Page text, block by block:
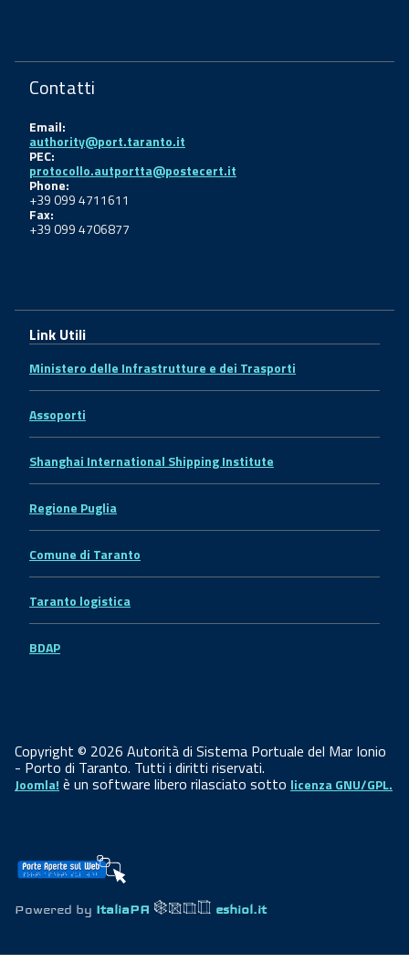
Contatti
Email:
authority@port.taranto.it
PEC:
protocollo.autportta@postecert.it
Phone:
+39 099 4711611
Fax:
+39 099 4706877
Link Utili
Ministero delle Infrastrutture e dei Trasporti
Assoporti
Shanghai International Shipping Institute
Regione Puglia
Comune di Taranto
Taranto logistica
BDAP
Copyright © 2026 Autorità di Sistema Portuale del Mar Ionio
- Porto di Taranto. Tutti i diritti riservati.
Joomla! è un software libero rilasciato sotto licenza GNU/GPL.
Powered by ItaliaPA eshiol.it